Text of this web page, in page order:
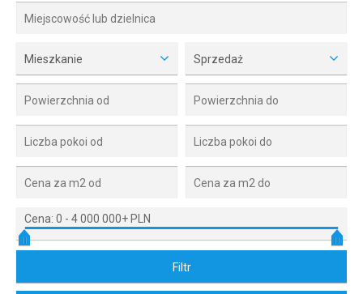
Mieszkanie Sprzedaż
Cena: 0 - 4 000 000+ PLN